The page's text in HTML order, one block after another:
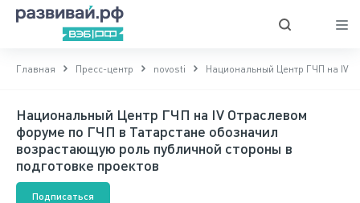
Главная Пресс-центр novosti Национальный Центр ГЧП на IV
Национальный Центр ГЧП на IV Отраслевом
форуме по ГЧП в Татарстане обозначил
возрастающую роль публичной стороны в
подготовке проектов
Подписаться